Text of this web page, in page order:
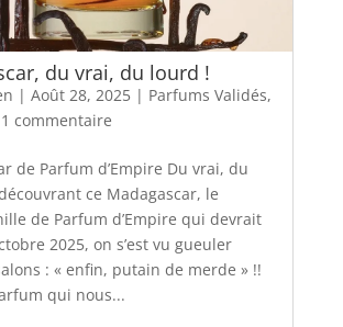
du vrai, du lourd !
| Août 28, 2025| Parfums Validés,
1 commentaire
de Parfum d’Empire Du vrai, du
ce Madagascar, le
de Parfum d’Empire qui devrait
2025, on s’est vu gueuler
: « enfin, putain de merde » !!
qui nous...